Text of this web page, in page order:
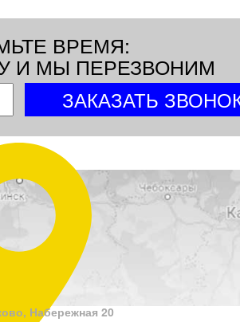
ВРЕМЯ:
И МЫ ПЕРЕЗВОНИМ
Набережная 20